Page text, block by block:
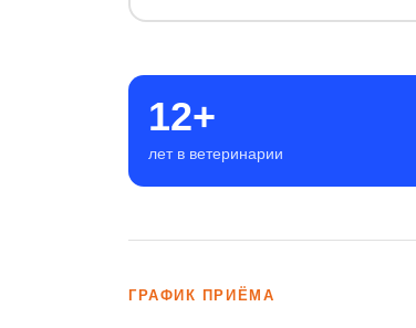
12+
лет в ветеринарии
ГРАФИК ПРИЁМА